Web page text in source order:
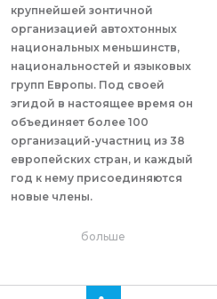
крупнейшей зонтичной
организацией автохтонных
национальных меньшинств,
национальностей и языковых
групп Европы. Под своей
эгидой в настоящее время он
объединяет более 100
организаций-участниц из 38
европейских стран, и каждый
год к нему присоединяются
новые члены.
больше